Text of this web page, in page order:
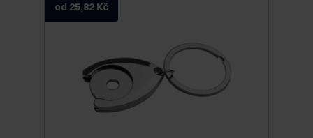
od 25,82 Kč